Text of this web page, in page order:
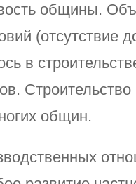
общины.
(отсутствие
в
общин.